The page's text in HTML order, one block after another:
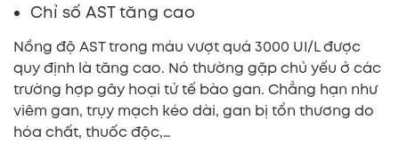
Chỉ số AST tăng cao
Nồng độ AST trong máu vượt quá 3000 UI/L được
quy định là tăng cao. Nó thường gặp chủ yếu ở các
trường hợp gây hoại tử tế bào gan. Chẳng hạn như
viêm gan, trụy mạch kéo dài, gan bị tổn thương do
hóa chất, thuốc độc,…